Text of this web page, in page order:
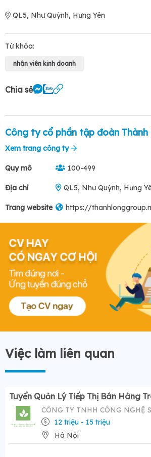
QL5, Như Quỳnh, Hưng Yên
Từ khóa:
nhân viên kinh doanh
Chia sẻ
Công ty cổ phần tập đoàn
Xem trang công ty
Quy mô 100-499
Địa chỉ QL5, Như Quỳnh, Hưng
Trang website https://
Việc làm liên quan
12 triệu - 15 triệu
Hà Nội